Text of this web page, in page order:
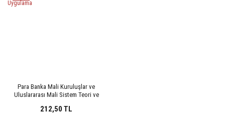
Para Banka Mali Kuruluşlar ve
Uluslararası Mali Sistem Teori ve
212,50 TL